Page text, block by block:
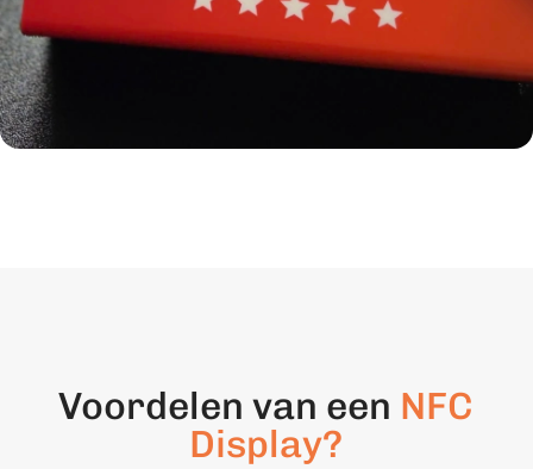
Voordelen van een NFC
Display?